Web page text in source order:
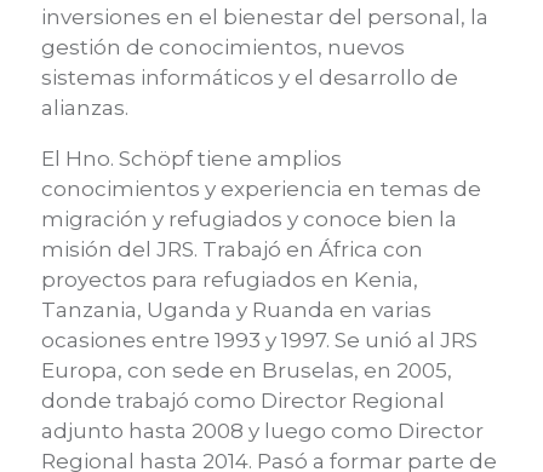
inversiones en el bienestar del personal, la
gestión de conocimientos, nuevos
sistemas informáticos y el desarrollo de
alianzas.
El Hno. Schöpf tiene amplios
conocimientos y experiencia en temas de
migración y refugiados y conoce bien la
misión del JRS. Trabajó en África con
proyectos para refugiados en Kenia,
Tanzania, Uganda y Ruanda en varias
ocasiones entre 1993 y 1997. Se unió al JRS
Europa, con sede en Bruselas, en 2005,
donde trabajó como Director Regional
adjunto hasta 2008 y luego como Director
Regional hasta 2014. Pasó a formar parte de